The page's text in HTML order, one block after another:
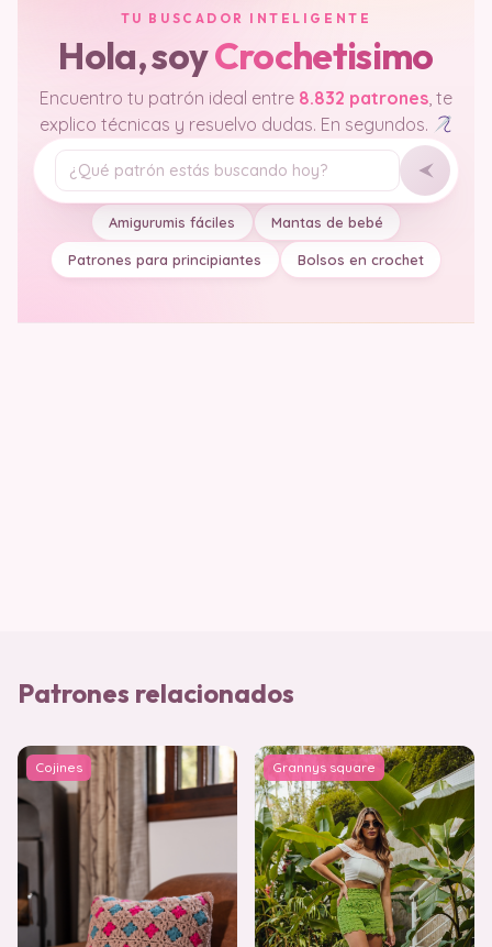
TU BUSCADOR INTELIGENTE
Hola, soyCrochetisimo
Encuentro tu patrón ideal entre 8.832 patrones, te
explico técnicas y resuelvo dudas. En segundos.
Tu pregunta
Amigurumis fáciles Mantas de bebé
Patrones para principiantes Bolsos en crochet
Patrones relacionados
Cojines Grannys square